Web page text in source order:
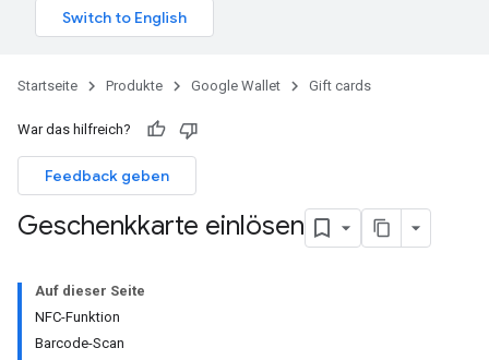
Startseite Produkte Google Wallet Gift cards
War das hilfreich?
Feedback geben
Geschenkkarte einlösen
Auf dieser Seite
NFC-Funktion
Barcode-Scan